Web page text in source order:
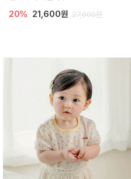
20% 21,600원 27,000원